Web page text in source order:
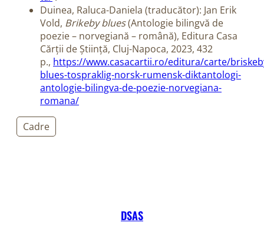
Duinea, Raluca-Daniela (traducător): Jan Erik
Vold, Brikeby blues(Antologie bilingvă de
poezie – norvegiană – română), Editura Casa
Cărții de Știință, Cluj-Napoca, 2023, 432
p., https://www.casacartii.ro/editura/carte/
blues-tospraklig-norsk-rumensk-diktantologi-
antologie-bilingva-de-poezie-norvegiana-
romana/
Cadre
DSAS